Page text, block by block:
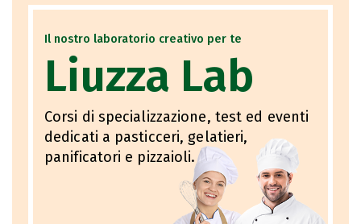
Il nostro laboratorio creativo per te
Liuzza Lab
Corsi di specializzazione, test ed eventi
dedicati a pasticceri, gelatieri,
panificatori e pizzaioli.